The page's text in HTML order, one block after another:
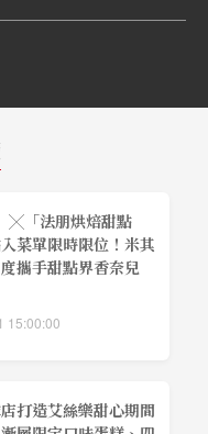
╳「法朋烘焙甜點
菜單限時限位！米其
攜手甜點界香奈兒
15:00:00
打造艾絲樂甜心期間